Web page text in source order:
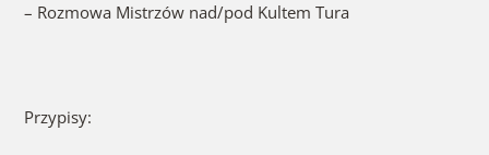
– Rozmowa Mistrzów nad/pod Kultem Tura
Przypisy: